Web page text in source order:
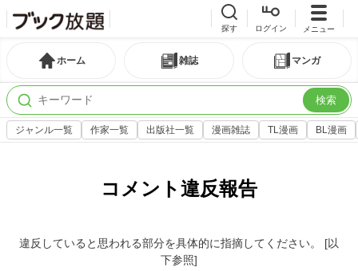
探す ログイン メニュー
ホーム 雑誌 マンガ
検索
ジャンル一覧 作家一覧 出版社一覧 漫画雑誌 TL漫画 BL漫画
コメント違反報告
違反していると思われる部分を具体的に指摘してください。 [以
下参照]